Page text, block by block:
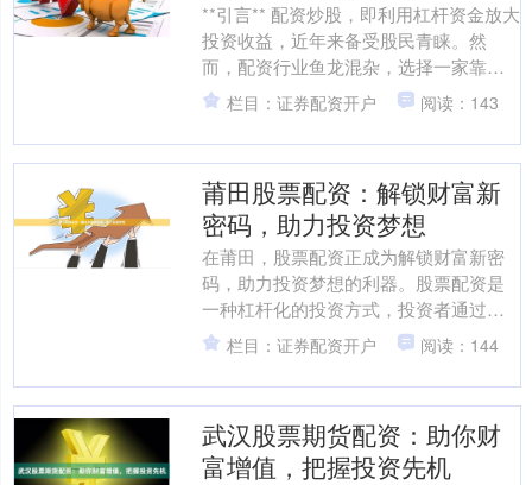
**引言** 配资炒股，即利用杠杆资金放大
投资收益，近年来备受股民青睐。然
而，配资行业鱼龙混杂，选择一家靠谱
的配资公司至关重要。本文将揭秘配资
行业内幕，助你稳健....
栏目：证券配资开户 阅读：143
莆田股票配资：解锁财富新
密码，助力投资梦想
在莆田，股票配资正成为解锁财富新密
码，助力投资梦想的利器。股票配资是
一种杠杆化的投资方式，投资者通过向
配资公司借入资金，放大自己的投资本
金，从而获得更高的收益。....
栏目：证券配资开户 阅读：144
武汉股票期货配资：助你财
富增值，把握投资先机